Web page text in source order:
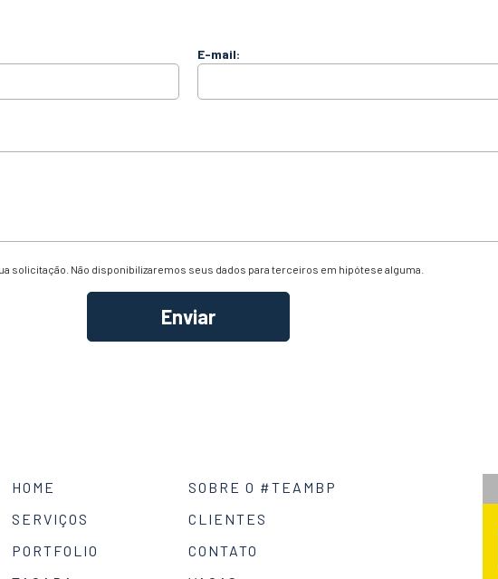
E-mail:
solicitação. Não disponibilizaremos seus dados para terceiros em hipótese alguma.
HOME
SOBRE O #TEAMBP
SERVIÇOS
CLIENTES
PORTFOLIO
CONTATO